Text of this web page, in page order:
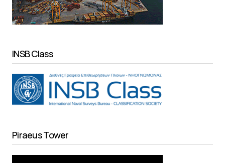
INSB Class
Piraeus Tower